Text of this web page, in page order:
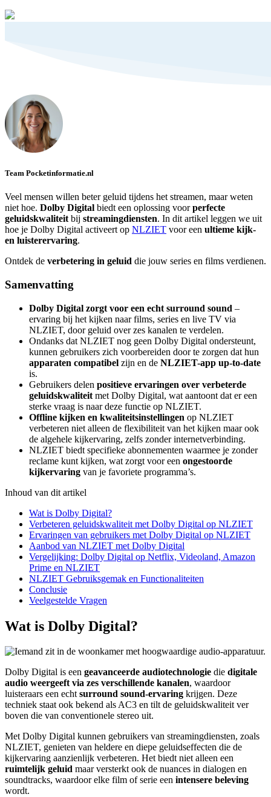
Team Pocketinformatie.nl
Veel mensen willen beter geluid tijdens het streamen, maar weten
niet hoe. Dolby Digital biedt een oplossing voorperfecte
geluidskwaliteit bij streamingdiensten. In dit artikel leggen we uit
hoe je Dolby Digital activeert op NLZIET voor een ultieme kijk-
en luisterervaring.
Ontdek de verbetering in geluid die jouw series en films verdienen.
Samenvatting
Dolby Digital zorgt voor een echt surround sound –
ervaring bij het kijken naar films, series en live TV via
NLZIET, door geluid over zes kanalen te verdelen.
Ondanks dat NLZIET nog geen Dolby Digital ondersteunt,
kunnen gebruikers zich voorbereiden door te zorgen dat hun
apparaten compatibel zijn en de NLZIET-app up-to-date
is.
Gebruikers delen positieve ervaringen over verbeterde
geluidskwaliteit met Dolby Digital, wat aantoont dat er een
sterke vraag is naar deze functie op NLZIET.
Offline kijken en kwaliteitsinstellingen op NLZIET
verbeteren niet alleen de flexibiliteit van het kijken maar ook
de algehele kijkervaring, zelfs zonder internetverbinding.
NLZIET biedt specifieke abonnementen waarmee je zonder
reclame kunt kijken, wat zorgt voor een ongestoorde
kijkervaring van je favoriete programma’s.
Inhoud van dit artikel
Wat is Dolby Digital?
Verbeteren geluidskwaliteit met Dolby Digital op NLZIET
Ervaringen van gebruikers met Dolby Digital op NLZIET
Aanbod van NLZIET met Dolby Digital
Vergelijking: Dolby Digital op Netflix, Videoland, Amazon
Prime en NLZIET
NLZIET Gebruiksgemak en Functionaliteiten
Conclusie
Veelgestelde Vragen
Wat is Dolby Digital?
Dolby Digital is een geavanceerde audiotechnologie die digitale
audio weergeeft via zes verschillende kanalen, waardoor
luisteraars een echtsurround sound-ervaring krijgen. Deze
techniek staat ook bekend als AC3 en tilt de geluidskwaliteit ver
boven die van conventionele stereo uit.
Met Dolby Digital kunnen gebruikers van streamingdiensten, zoals
NLZIET, genieten van heldere en diepe geluidseffecten die de
kijkervaring aanzienlijk verbeteren. Het biedt niet alleen een
ruimtelijk geluid maar versterkt ook de nuances in dialogen en
soundtracks, waardoor elke film of serie een intensere beleving
wordt.